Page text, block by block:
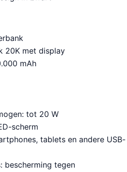
20K met display
mAh
tot 20 W
scherm
tablets en andere USB-
bescherming tegen